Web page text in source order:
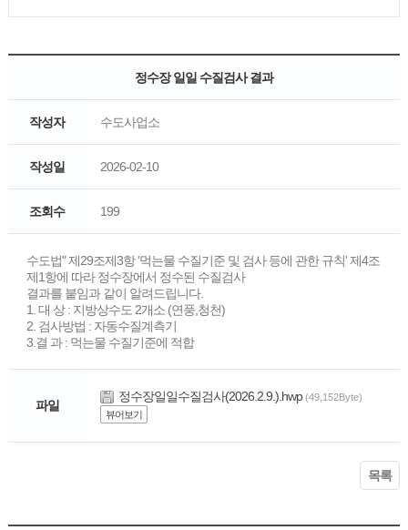
정수장 일일 수질검사 결과
작성자 수도사업소
작성일 2026-02-10
조회수 199
수도법" 제29조제3항 '먹는물 수질기준 및 검사 등에 관한 규칙' 제4조
제1항에 따라 정수장에서 정수된 수질검사
결과를 붙임과 같이 알려드립니다.
1. 대 상 : 지방상수도 2개소 (연풍,청천)
2. 검사방법 : 자동수질계측기
3.결 과 : 먹는물 수질기준에 적합
파일
정수장일일수질검사(2026.2.9.).hwp (49,152Byte)
뷰어보기
목록